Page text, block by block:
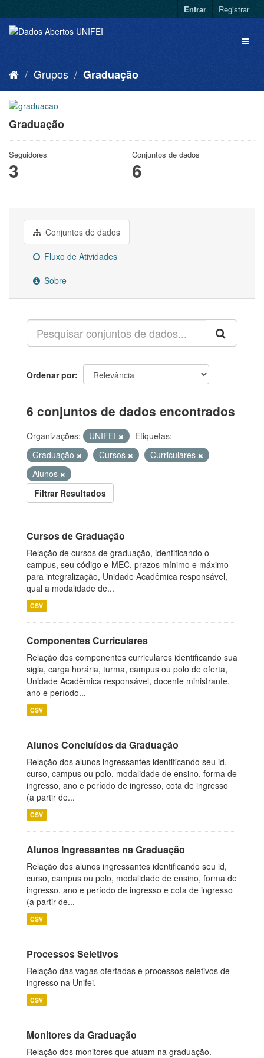
Entrar Registrar
Grupos Graduação
Graduação
Seguidores
3
Conjuntos de dados
6
Conjuntos de dados
Fluxo de Atividades
Sobre
Ordenar por
6 conjuntos de dados encontrados
Organizações: UNIFEI
Etiquetas:
Graduação
Cursos
Curriculares
Alunos
Filtrar Resultados
Cursos de Graduação
Relação de cursos de graduação, identificando o
campus, seu código e-MEC, prazos mínimo e máximo
para integralização, Unidade Acadêmica responsável,
qual a modalidade de...
CSV
Componentes Curriculares
Relação dos componentes curriculares identificando sua
sigla, carga horária, turma, campus ou polo de oferta,
Unidade Acadêmica responsável, docente ministrante,
ano e período...
CSV
Alunos Concluídos da Graduação
Relação dos alunos ingressantes identificando seu id,
curso, campus ou polo, modalidade de ensino, forma de
ingresso, ano e período de ingresso, cota de ingresso
(a partir de...
CSV
Alunos Ingressantes na Graduação
Relação dos alunos ingressantes identificando seu id,
curso, campus ou polo, modalidade de ensino, forma de
ingresso, ano e período de ingresso e cota de ingresso
(a partir de...
CSV
Processos Seletivos
Relação das vagas ofertadas e processos seletivos de
ingresso na Unifei.
CSV
Monitores da Graduação
Relação dos monitores que atuam na graduação.